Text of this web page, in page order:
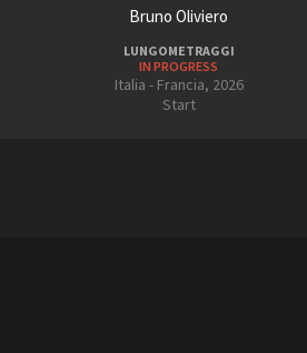
Bruno Oliviero
LUNGOMETRAGGI
IN PROGRESS
Italia - Francia, 2026
Start